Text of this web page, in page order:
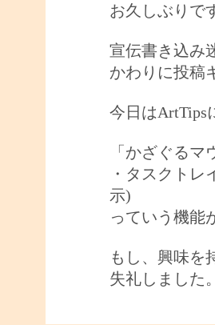
お久しぶりで
宣伝書き込み
かわりに投稿
今日はArtTips
「かざぐる
・タスクト
示)
っていう機能
もし、興味を
失礼しました。